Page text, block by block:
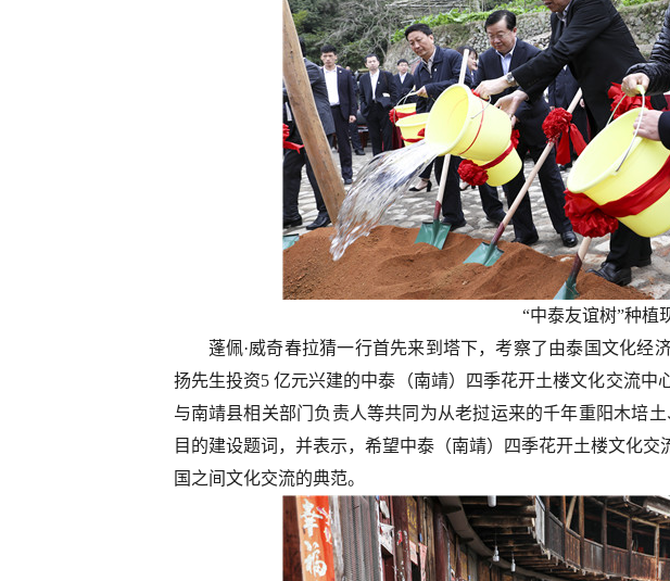
“中泰友谊树”种植
蓬佩·威奇春拉猜一行首先来到塔下，考察了由泰国文化经
扬先生投资5 亿元兴建的中泰（南靖）四季花开土楼文化交流
与南靖县相关部门负责人等共同为从老挝运来的千年重阳木培
目的建设题词，并表示，希望中泰（南靖）四季花开土楼文化
国之间文化交流的典范。